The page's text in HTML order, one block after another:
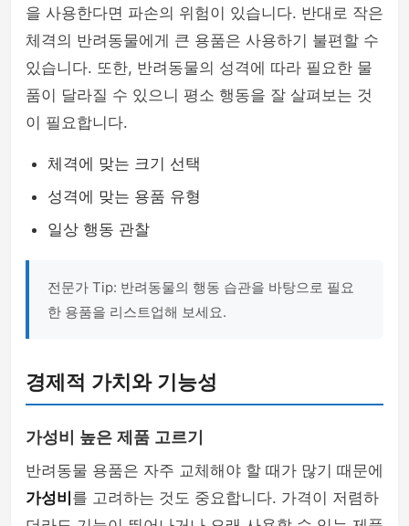
을 사용한다면 파손의 위험이 있습니다. 반대로 작은
체격의 반려동물에게 큰 용품은 사용하기 불편할 수
있습니다. 또한, 반려동물의 성격에 따라 필요한 물
품이 달라질 수 있으니 평소 행동을 잘 살펴보는 것
이 필요합니다.
체격에 맞는 크기 선택
성격에 맞는 용품 유형
일상 행동 관찰
전문가 Tip: 반려동물의 행동 습관을 바탕으로 필요
한 용품을 리스트업해 보세요.
경제적 가치와 기능성
가성비 높은 제품 고르기
반려동물 용품은 자주 교체해야 할 때가 많기 때문에
가성비 를 고려하는 것도 중요합니다. 가격이 저렴하